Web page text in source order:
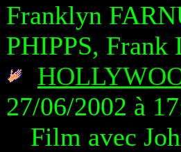
Franklyn
PHIPPS,
27/06/2002 à
Film avec